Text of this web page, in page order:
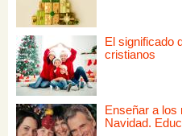
El significado
cristianos
Enseñar a los
Navidad.